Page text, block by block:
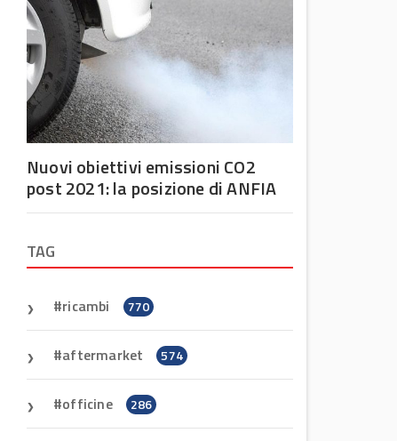
Nuovi obiettivi emissioni CO2
post 2021: la posizione di ANFIA
TAG
ricambi 770
aftermarket 574
officine 286